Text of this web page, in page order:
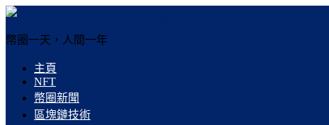
幣圈一天，人間一年
主頁
NFT
幣圈新聞
區塊鏈技術